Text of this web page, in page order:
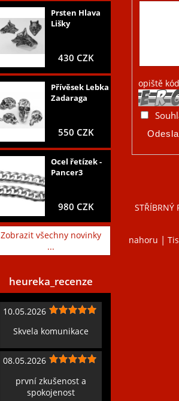
opiště kód
STŘÍBRNÝ
nahoru |
Prsten Hlava
Lišky
430 CZK
Přívěsek Lebka
Zadaraga
550 CZK
Ocel řetízek -
Pancer3
980 CZK
Zobrazit všechny novinky
...
heureka_recenze
10.05.2026
Skvela komunikace
08.05.2026
první zkušenost a
spokojenost